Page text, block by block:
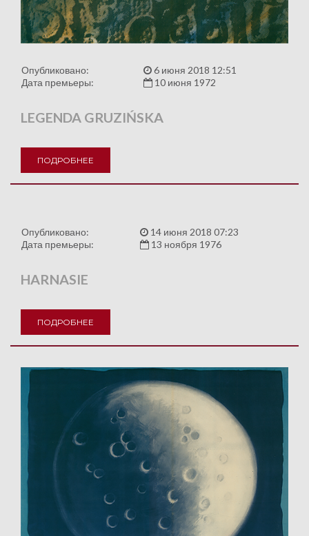
Опубликовано:
6 июня 2018 12:51
Дата премьеры:
10 июня 1972
LEGENDA GRUZIŃSKA
ПОДРОБНЕЕ
Опубликовано:
14 июня 2018 07:23
Дата премьеры:
13 ноября 1976
HARNASIE
ПОДРОБНЕЕ